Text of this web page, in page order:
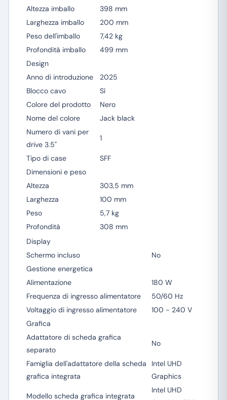
Altezza imballo
398 mm
Larghezza imballo
200 mm
Peso dell'imballo
7,42 kg
Profondità imballo
499 mm
Design
Anno di introduzione
2025
Blocco cavo
Sì
Colore del prodotto
Nero
Nome del colore
Jack black
Numero di vani per
drive 3.5"
1
Tipo di case
SFF
Dimensioni e peso
Altezza
303,5 mm
Larghezza
100 mm
Peso
5,7 kg
Profondità
308 mm
Display
Schermo incluso
No
Gestione energetica
Alimentazione
180 W
Frequenza di ingresso alimentatore
50/60 Hz
Voltaggio di ingresso alimentatore
100 - 240 V
Grafica
Adattatore di scheda grafica
separato
No
Famiglia dell'adattatore della scheda
grafica integrata
Intel UHD
Graphics
Modello scheda grafica integrata
Intel UHD